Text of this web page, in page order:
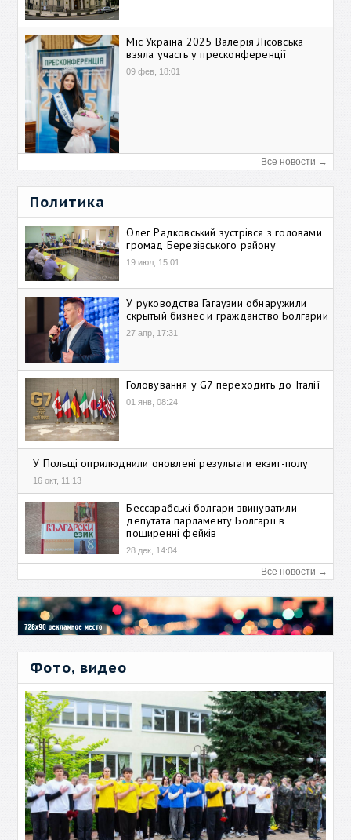
Міс Україна 2025 Валерія Лісовська
взяла участь у пресконференції
09 фев, 18:01
Все новости →
Политика
Олег Радковський зустрівся з головами
громад Березівського району
19 июл, 15:01
У руководства Гагаузии обнаружили
скрытый бизнес и гражданство Болгарии
27 апр, 17:31
Головування у G7 переходить до Італії
01 янв, 08:24
У Польщі оприлюднили оновлені результати екзит-полу
16 окт, 11:13
Бессарабські болгари звинуватили
депутата парламенту Болгарії в
поширенні фейків
28 дек, 14:04
Все новости →
Фото, видео